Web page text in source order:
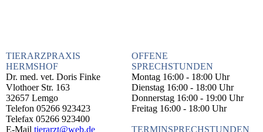
TIERARZPRAXIS
HERMSHOF
Dr. med. vet. Doris Finke
Vlothoer Str. 163
32657 Lemgo
Telefon 05266 923423
Telefax 05266 923400
E-Mail tierarzt@web.de
OFFENE
SPRECHSTUNDEN
Montag 16:00 - 18:00 Uhr
Dienstag 16:00 - 18:00 Uhr
Donnerstag 16:00 - 19:00 Uhr
Freitag 16:00 - 18:00 Uhr
TERMINSPRECHSTUNDEN